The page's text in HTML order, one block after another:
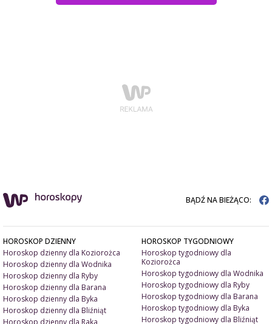
BĄDŹ NA BIEŻĄCO:
HOROSKOP DZIENNY
Horoskop dzienny dla Koziorożca
Horoskop dzienny dla Wodnika
Horoskop dzienny dla Ryby
Horoskop dzienny dla Barana
Horoskop dzienny dla Byka
Horoskop dzienny dla Bliźniąt
Horoskop dzienny dla Raka
HOROSKOP TYGODNIOWY
Horoskop tygodniowy dla
Koziorożca
Horoskop tygodniowy dla Wodnika
Horoskop tygodniowy dla Ryby
Horoskop tygodniowy dla Barana
Horoskop tygodniowy dla Byka
Horoskop tygodniowy dla Bliźniąt